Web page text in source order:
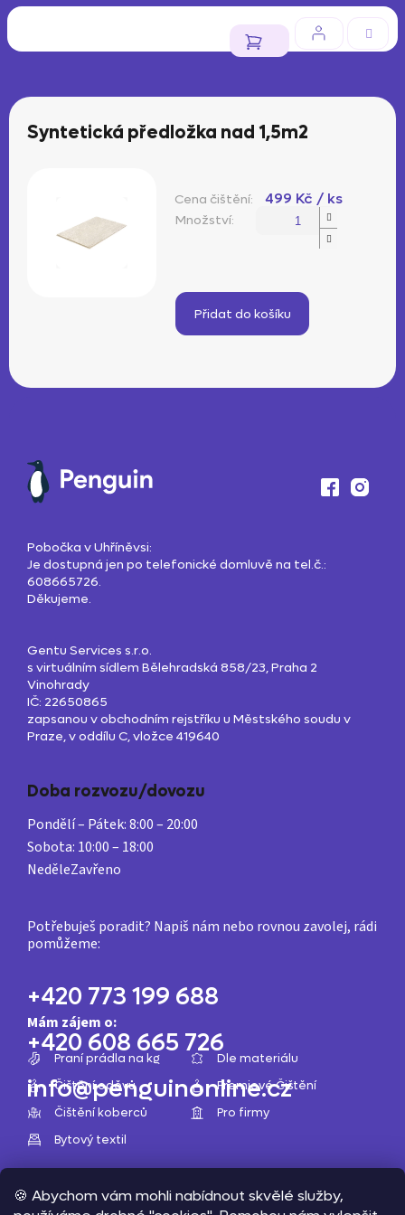
🍪 Abychom vám mohli nabídnout skvělé služby,
Přejít
na
obsah
NÁKUPNÍ
Syntetická předložka nad 1,5m2
499 Kč / ks
Měrná
Přidat do košíku
Pobočka v Uhříněvsi:
Je dostupná jen po telefonické domluvě na tel.č.:
608665726.
Děkujeme.
Gentu Services s.r.o.
s virtuálním sídlem Bělehradská 858/23, Praha 2
Vinohrady
IČ: 22650865
zapsanou v obchodním rejstříku u Městského soudu v
Praze, v oddílu C, vložce 419640
Mám zájem o:
Praní prádla na kg
Dle materiálu
Čištění oděvů
Premiové Čištění
Čištění koberců
Pro firmy
Bytový textil
Doba rozvozu/dovozu
Pondělí – Pátek:8:00 – 20:00
Sobota: 10:00 – 18:00
NeděleZavřeno
Potřebuješ poradit? Napiš nám nebo rovnou zavolej, rádi
pomůžeme:
+420 773 199 688
+420 608 665 726
info@penguinonline.cz
Copyright 2026